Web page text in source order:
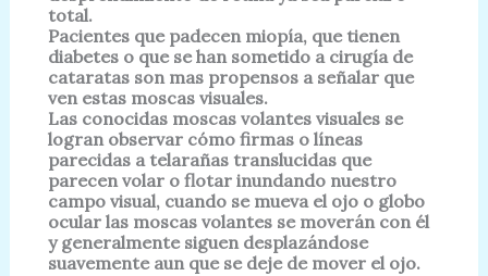
total.
Pacientes que padecen miopía, que tienen
diabetes o que se han sometido a cirugía de
cataratas son mas propensos a señalar que
ven estas moscas visuales.
Las conocidas moscas volantes visuales se
logran observar cómo firmas o líneas
parecidas a telarañas translucidas que
parecen volar o flotar inundando nuestro
campo visual, cuando se mueva el ojo o globo
ocular las moscas volantes se moverán con él
y generalmente siguen desplazándose
suavemente aun que se deje de mover el ojo.